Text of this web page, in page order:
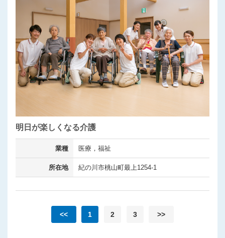
明日が楽しくなる介護
業種 医療，福祉
所在地 紀の川市桃山町最上1254-1
<< 1 2 3 >>